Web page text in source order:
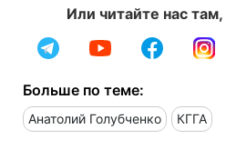
Или читайте нас
Больше по теме:
Анатолий Голубченко КГГА